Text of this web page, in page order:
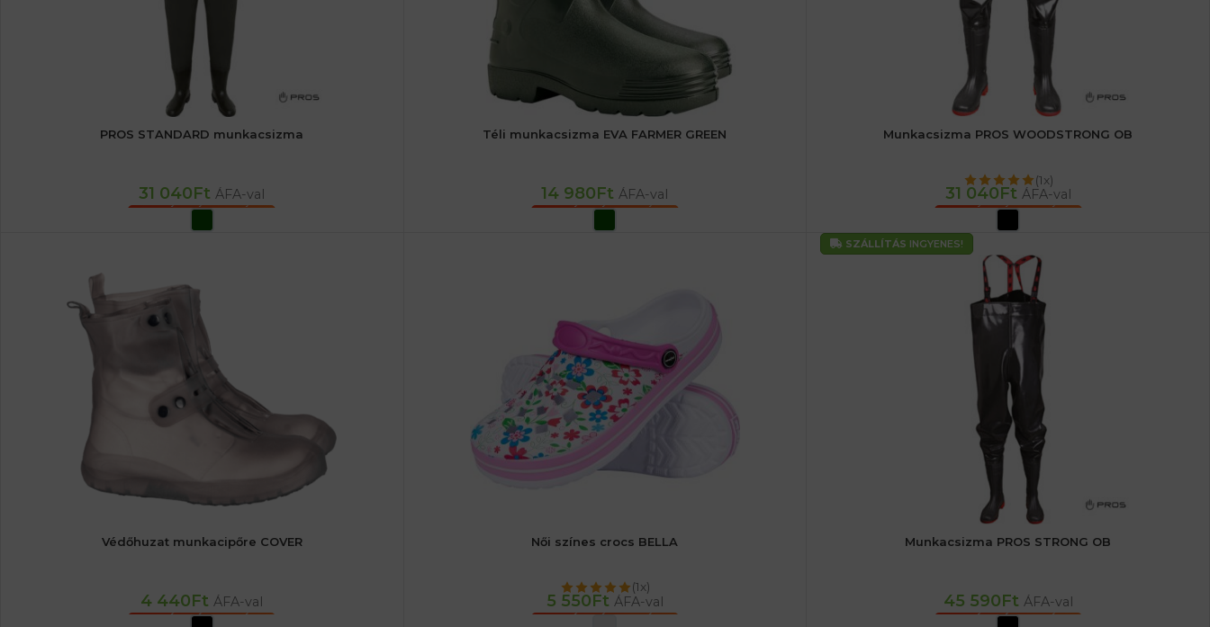
PROS STANDARD munkacsizma
31 040Ft ÁFA-val
OPCIÓK VÁLASZTÁSA
Téli munkacsizma EVA FARMER GREEN
14 980Ft ÁFA-val
OPCIÓK VÁLASZTÁSA
Munkacsizma PROS WOODSTRONG OB
(1x)
31 040Ft ÁFA-val
OPCIÓK VÁLASZTÁSA
Védőhuzat munkacipőre COVER
4 440Ft ÁFA-val
OPCIÓK VÁLASZTÁSA
Női színes crocs BELLA
(1x)
5 550Ft ÁFA-val
SZÁLLÍTÁS INGYENES!
Munkacsizma PROS STRONG OB
45 590Ft ÁFA-val
OPCIÓK VÁLASZTÁSA